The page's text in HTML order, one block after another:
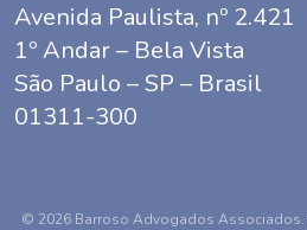
Avenida Paulista, nº 2.421
1º Andar – Bela Vista
São Paulo – SP – Brasil
01311-300
© 2026 Barroso Advogados